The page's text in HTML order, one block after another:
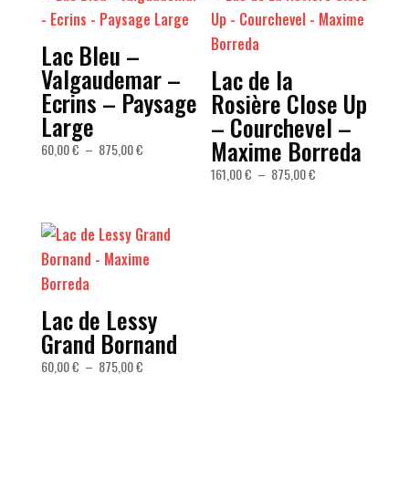
Lac Bleu –
Valgaudemar –
Ecrins – Paysage
Large
60,00€ – 875,00€Plage
à
875,00 €
Lac de la
Rosière Close Up
– Courchevel –
Maxime Borreda
161,00€ – 875,00€
Lac de Lessy
Grand Bornand
60,00€ – 875,00€Plage